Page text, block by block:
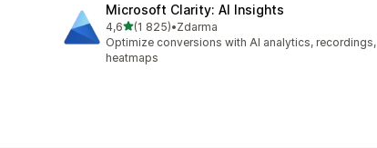
Microsoft Clarity: AI Insights
4,6z 5 hvězd
(1 825)
Celkový počet recenzí: 1825
•Zdarma
Optimize conversions with AI analytics, recordings,
heatmaps